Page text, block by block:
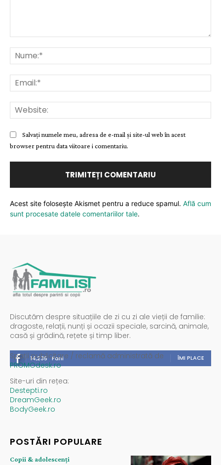
Salvați numele meu, adresa de e-mail și site-ul web în acest
browser pentru data viitoare i comentariu.
Acest site folosește Akismet pentru a reduce spamul. Află cum
sunt procesate datele comentariilor tale.
Discutăm despre situațiile de zi cu zi ale vieții de familie:
dragoste, relații, nunți și ocazii speciale, sarcină, animale,
casă și grădină, rețete și timp liber.
14,235 Fani ÎMI PLACE
Spații publicitare / reclamă administrată de
PROMOdesk.ro
Site-uri din rețea:
Destepti.ro
DreamGeek.ro
BodyGeek.ro
POSTĂRI POPULARE
Copii & adolescenți